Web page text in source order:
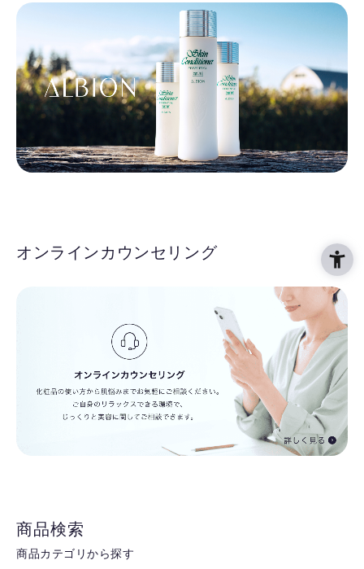
オンラインカウンセリング
商品検索
商品カテゴリから探す